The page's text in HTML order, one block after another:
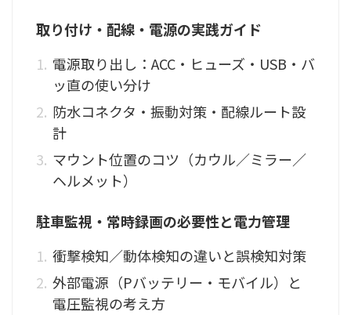
取り付け・配線・電源の実践ガイド
電源取り出し：ACC・ヒューズ・USB・バ
ッ直の使い分け
防水コネクタ・振動対策・配線ルート設
計
マウント位置のコツ（カウル／ミラー／
ヘルメット）
駐車監視・常時録画の必要性と電力管理
衝撃検知／動体検知の違いと誤検知対策
外部電源（Pバッテリー・モバイル）と
電圧監視の考え方